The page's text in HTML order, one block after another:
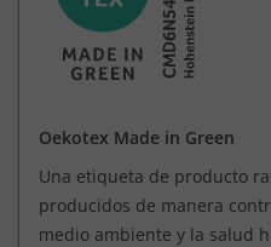
Oekotex Made in Green
Una etiqueta de producto
producidos de manera
medio ambiente y la salud